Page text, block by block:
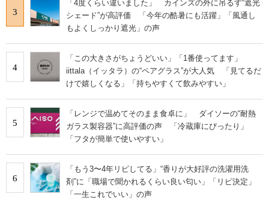
3
「4度くらい違いました」 カインズの外に吊るす“遮光
シェード”が高評価 「今年の酷暑にも活躍」「風通し
もよくしっかり遮光」の声
4
「この大きさがちょうどいい」「1番使ってます」
iittala（イッタラ）の“ペアグラス”が大人気 「見てるだ
けで嬉しくなる」「持ちやすくて飲みやすい」
5
「レンジで温めてそのまま食卓に」 ダイソーの“耐熱
ガラス製容器”に高評価の声 「冷蔵庫にぴったり」
「フタが簡単で使いやすい」
6
「もう3〜4年リピしてる」“香りが大好評の洗濯用洗
剤”に「職場で聞かれるくらい良い匂い」「リピ決定」
「一生これでいい」の声